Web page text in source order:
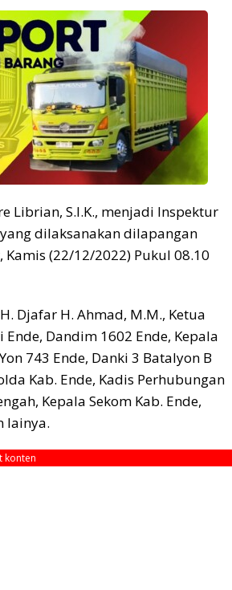
Librian, S.I.K., menjadi Inspektur
dilaksanakan dilapangan
(22/12/2022) Pukul 08.10
Djafar H. Ahmad, M.M., Ketua
Dandim 1602 Ende, Kepala
743 Ende, Danki 3 Batalyon B
Kab. Ende, Kadis Perhubungan
Kepala Sekom Kab. Ende,
lainya.
konten